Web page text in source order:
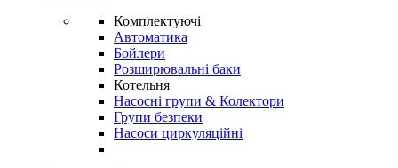
Комплектуючі
Автоматика
Бойлери
Розширювальні баки
Котельня
Насосні групи & Колектори
Групи безпеки
Насоси циркуляційні